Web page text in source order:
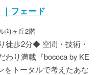
フェード
向ヶ丘2階
徒歩2分◆ 空間・技術・
わり満載『bococa by KE
をトータルで考えたあな